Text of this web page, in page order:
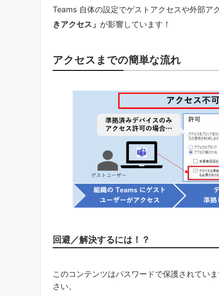
Teams 自体の設定でゲストアクセスや外部ア
きアクセス」 が影響しています！
アクセスまでの簡単な流れ
回避／解決するには！？
このコンテンツはパスワードで保護されてい
さい。